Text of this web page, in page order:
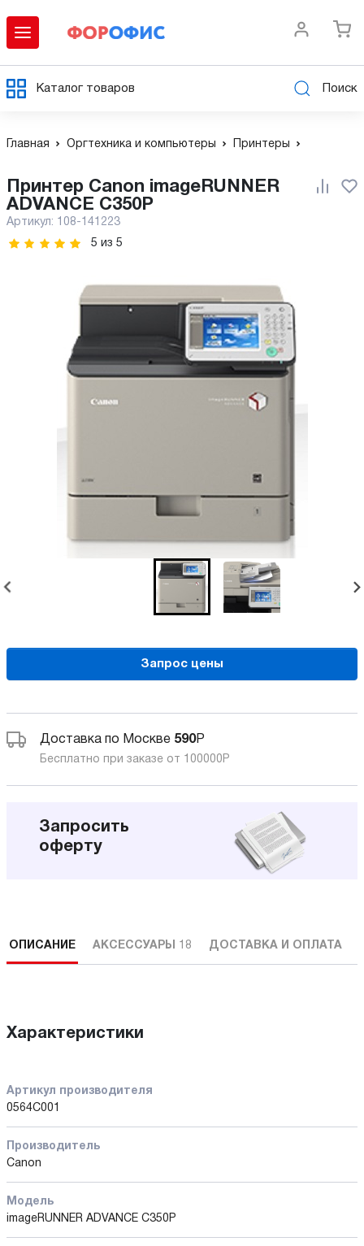
Каталог товаров Поиск
Главная Оргтехника и компьютеры Принтеры
ADVANCE C350P
Артикул: 108-141223
5 из 5
Запрос цены
Доставка по Москве 590Р
Бесплатно при заказе от 100000 Р
Запросить
оферту
ОПИСАНИЕ АКСЕССУАРЫ 18 ДОСТАВКА И ОПЛАТА
Характеристики
Артикул производителя
0564C001
Производитель
Canon
Модель
imageRUNNER ADVANCE C350P